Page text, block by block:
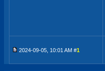
2024-09-05, 10:01 AM #1